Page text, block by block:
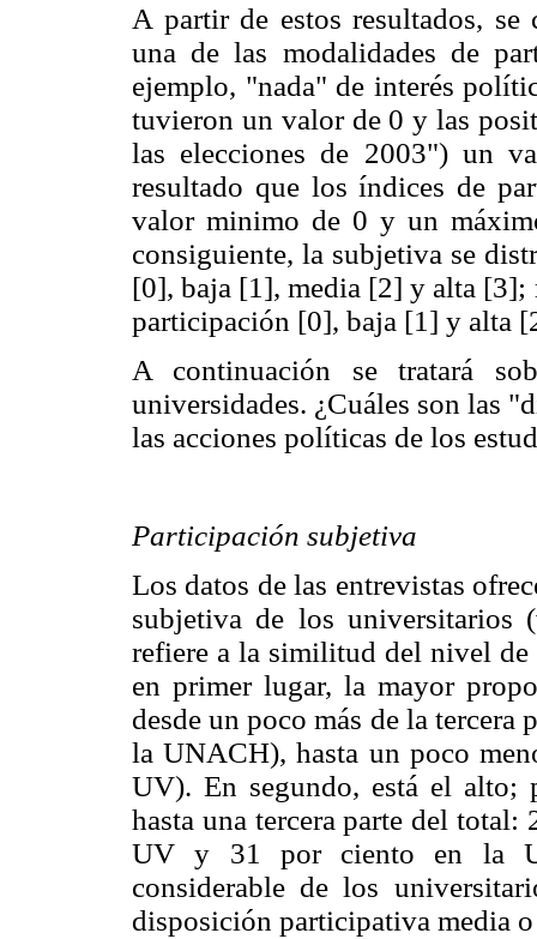
A partir de estos resultados,
una de las modalidades de
ejemplo, "nada" de interés
tuvieron un valor de 0 y las
las elecciones de 2003") un
resultado que los índices de
valor minimo de 0 y un
consiguiente, la subjetiva se
[0], baja [1], media [2] y alta [3];
participación [0], baja [1] y alta
A continuación se tratará
universidades. ¿Cuáles son las
las acciones políticas de los
Participación subjetiva
Los datos de las entrevistas
subjetiva de los universitarios
refiere a la similitud del nivel
en primer lugar, la mayor
desde un poco más de la
la UNACH), hasta un poco
UV). En segundo, está el alto;
hasta una tercera parte del
UV y 31 por ciento en la
considerable de los
disposición participativa media